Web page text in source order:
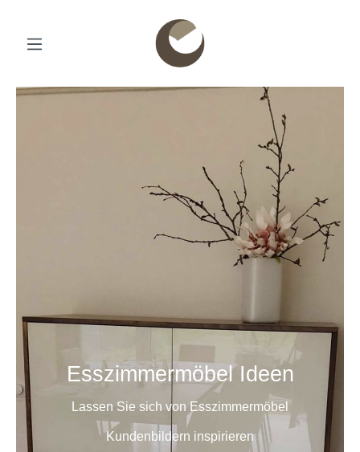
Esszimmermöbel Ideen
Lassen Sie sich von Esszimmermöbel
Kundenbildern inspirieren